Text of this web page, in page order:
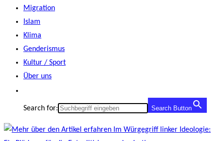
Migration
Islam
Klima
Genderismus
Kultur / Sport
Über uns
Search for: Search Button